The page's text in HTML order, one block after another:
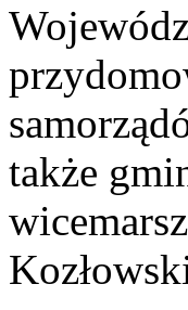
także